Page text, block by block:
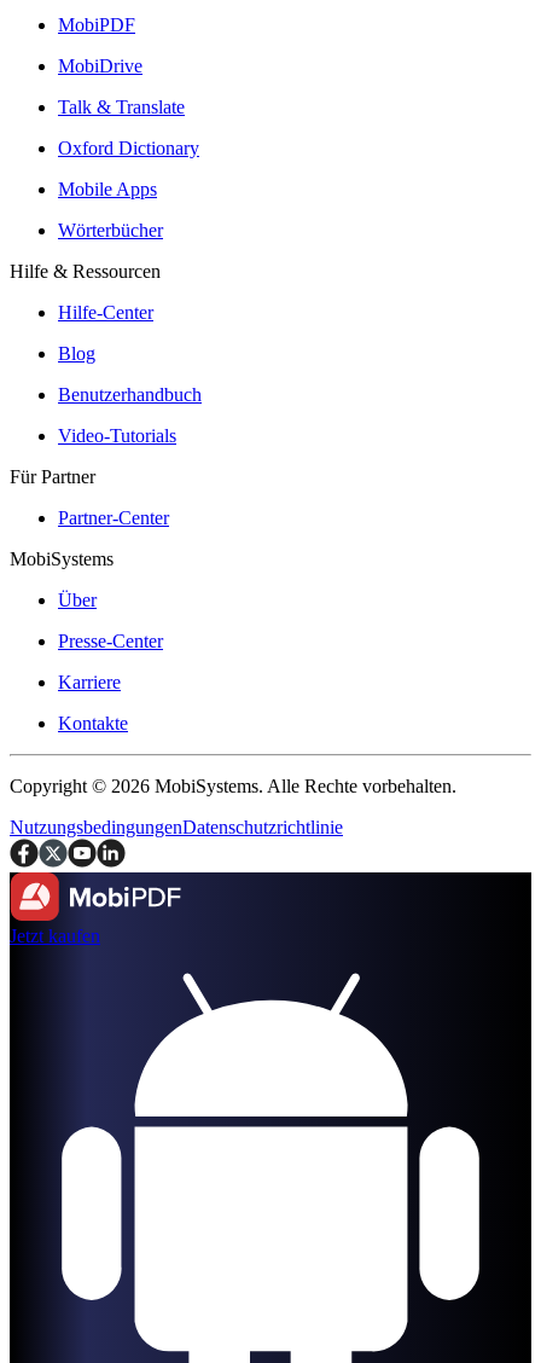
MobiPDF
MobiDrive
Talk & Translate
Oxford Dictionary
Mobile Apps
Wörterbücher
Hilfe & Ressourcen
Hilfe-Center
Blog
Benutzerhandbuch
Video-Tutorials
Für Partner
Partner-Center
MobiSystems
Über
Presse-Center
Karriere
Kontakte
Copyright © 2026 MobiSystems. Alle Rechte vorbehalten.
NutzungsbedingungenDatenschutzrichtlinie
Jetzt kaufen